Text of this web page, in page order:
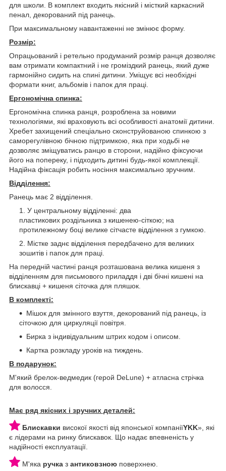
для школи. В комплект входить якісний і місткий каркасний
пенал, декорований під ранець.
При максимальному навантаженні не змінює форму.
Розмір:
Опрацьований і ретельно продуманий розмір ранця дозволяє
вам отримати компактний і не громіздкий ранець, який дуже
гармонійно сидить на спині дитини. Уміщує всі необхідні
формати книг, альбомів і папок для праці.
Ергономічна спинка:
Ергономічна спинка ранця, розроблена за новими
технологіями, які враховують всі особливості анатомії дитини.
Хребет захищений спеціально сконструйованою спинкою з
саморегулівною бічною підтримкою, яка при ходьбі не
дозволяє зміщуватись ранцю в сторони, надійно фіксуючи
його на попереку, і підходить дитині будь-якої комплекції.
Надійна фіксація робить носіння максимально зручним.
Відділення:
Ранець має 2 відділення.
У центральному відділенні: два
пластикових роздільника з кишенею-сіткою; на
протилежному боці велике сітчасте відділення з гумкою.
Містке заднє відділення передбачено для великих
зошитів і папок для праці.
На передній частині ранця розташована велика кишеня з
відділенням для письмового приладдя і дві бічні кишені на
блискавці + кишеня сіточка для пляшок.
В комплекті:
Мішок для змінного взуття, декорований під ранець, із
сіточкою для циркуляції повітря.
Бирка з індивідуальним штрих кодом і описом.
Картка розкладу уроків на тиждень.
В подарунок:
М'який брелок-ведмедик (герой DeLune) + атласна стрічка
для волосся.
Має ряд якісних і зручних деталей:
Блискавки високої якості від японської компаніїYKK», які
є лідерами на ринку блискавок. Що надає впевненість у
надійності експлуатації.
М'яка ручка з антиковзною поверхнею.